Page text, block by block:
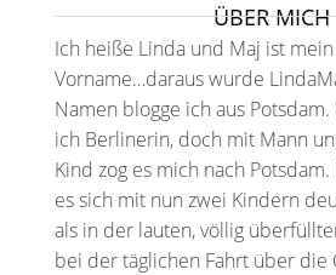
ÜBER MICH
Ich heiße Linda und Maj ist
Vorname…daraus wurde
Namen blogge ich aus
ich Berlinerin, doch mit Mann
Kind zog es mich nach
es sich mit nun zwei Kindern
als in der lauten, völlig
bei der täglichen Fahrt über die